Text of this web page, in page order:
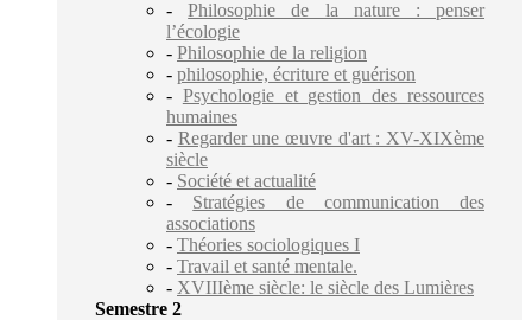
-Philosophie de la nature : penser
l’écologie
- Philosophie de la religion
- philosophie, écriture et guérison
- Psychologie et gestion des ressources
humaines
- Regarder une œuvre d'art : XV-XIXème
siècle
- Société et actualité
- Stratégies de communication des
associations
- Théories sociologiques I
- Travail et santé mentale.
- XVIIIème siècle: le siècle des Lumières
Semestre 2